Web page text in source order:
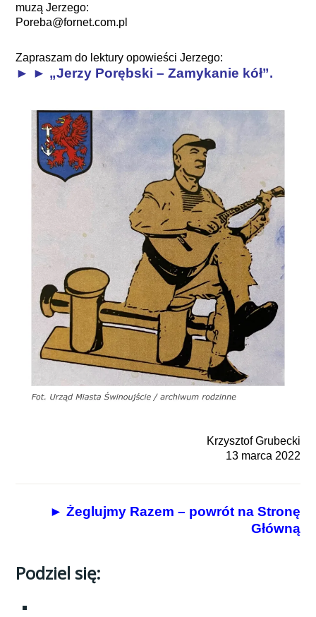
muzą Jerzego:
Poreba@fornet.com.pl
Zapraszam do lektury opowieści Jerzego:
► ► „Jerzy Porębski – Zamykanie kół”.
Krzysztof Grubecki
13 marca 2022
► Żeglujmy Razem – powrót na Stronę
Główną
Podziel się: